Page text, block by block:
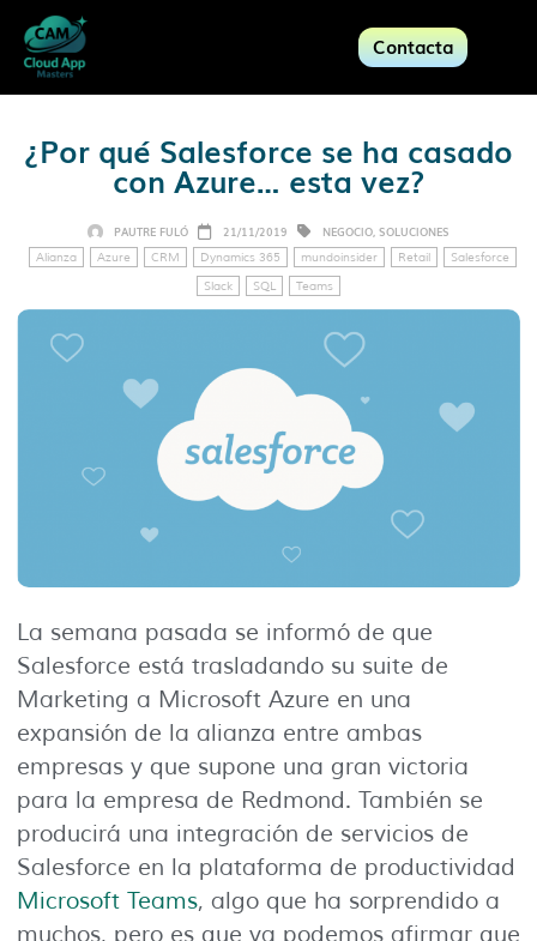
Contacta
¿Por qué Salesforce se ha casado
con Azure… esta vez?
PAUTRE FULÓ 21/11/2019 NEGOCIO, SOLUCIONES
Alianza Azure CRM Dynamics 365 mundoinsider Retail
Salesforce
Slack
SQL Teams
La semana pasada se informó de que
Salesforce está trasladando su suite de
Marketing a Microsoft Azure en una
expansión de la alianza entre ambas
empresas y que supone una gran victoria
para la empresa de Redmond. También se
producirá una integración de servicios de
Salesforce en la plataforma de productividad
Microsoft Teams, algo que ha sorprendido a